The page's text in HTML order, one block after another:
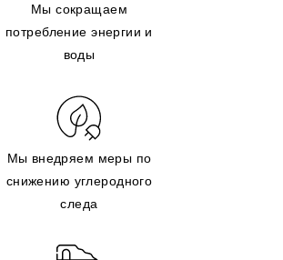
Мы сокращаем
потребление энергии и
воды
Мы внедряем меры по
снижению углеродного
следа